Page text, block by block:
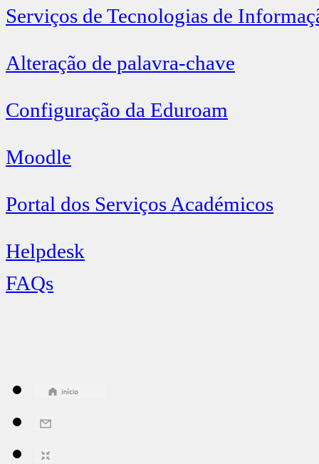
Serviços de Tecnologias de
Alteração de palavra-chave
Configuração da Eduroam
Moodle
Portal dos Serviços Académicos
Helpdesk
FAQs